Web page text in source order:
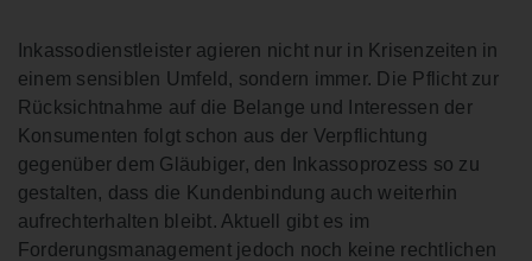
Inkassodienstleister agieren nicht nur in Krisenzeiten in
einem sensiblen Umfeld, sondern immer. Die Pflicht zur
Rücksichtnahme auf die Belange und Interessen der
Konsumenten folgt schon aus der Verpflichtung
gegenüber dem Gläubiger, den Inkassoprozess so zu
gestalten, dass die Kundenbindung auch weiterhin
aufrechterhalten bleibt. Aktuell gibt es im
Forderungsmanagement jedoch noch keine rechtlichen